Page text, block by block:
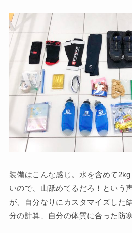
装備はこんな感じ。水を含めて
いので、山舐めてるだろ！という
が、自分なりにカスタマイズした
分の計算、自分の体質に合った防